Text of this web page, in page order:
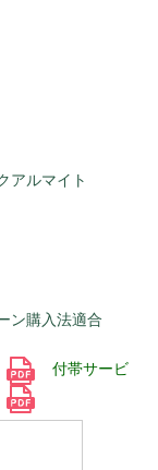
アルマイト
ン購入法適合
付帯サービ